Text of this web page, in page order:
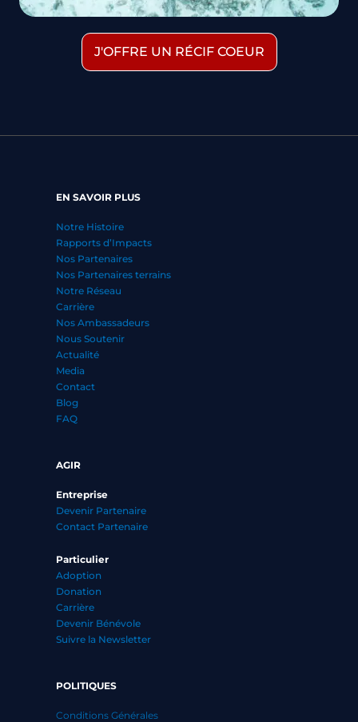
J'OFFRE UN RÉCIF COEUR
EN SAVOIR PLUS
Notre Histoire
Rapports d’Impacts
Nos Partenaires
Nos Partenaires terrains
Notre Réseau
Carrière
Nos Ambassadeurs
Nous Soutenir
Actualité
Media
Contact
Blog
FAQ
AGIR
Entreprise
Devenir Partenaire
Contact Partenaire
Particulier
Adoption
Donation
Carrière
Devenir Bénévole
Suivre la Newsletter
POLITIQUES
Conditions Générales